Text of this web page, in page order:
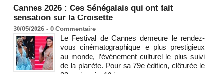
Cannes 2026 : Ces Sénégalais qui ont fait
sensation sur la Croisette
30/05/2026 - 0 Commentaire
Le Festival de Cannes demeure le rendez-
vous cinématographique le plus prestigieux
au monde, l’événement culturel le plus suivi
de la planète. Pour sa 79e édition, clôturée le